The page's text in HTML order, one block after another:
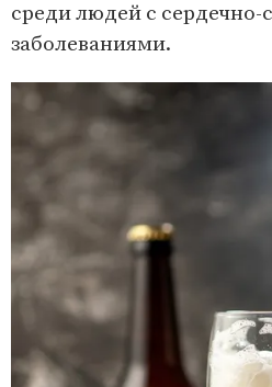
среди людей с
заболеваниями.